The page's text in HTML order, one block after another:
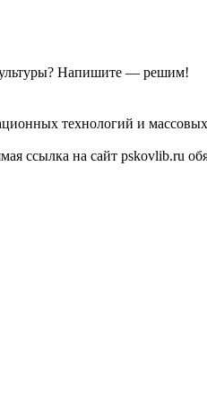
Напишите — решим!
технологий и
ссылка на сайт pskovlib.ru